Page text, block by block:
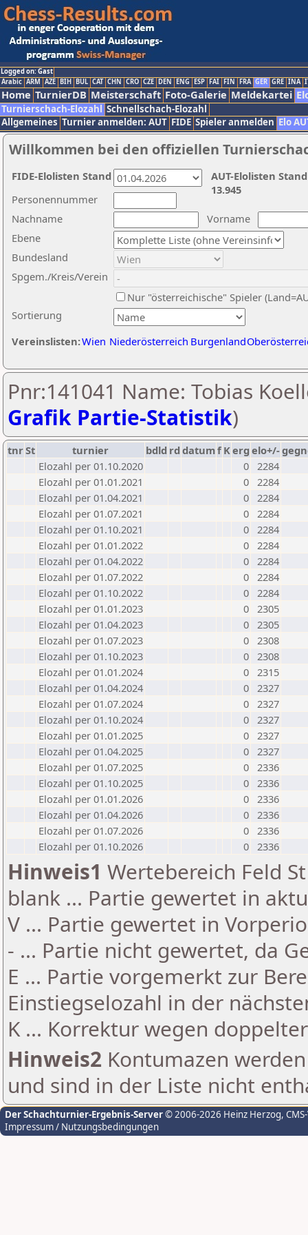
Logged on: Gast
Arabic ARM AZE BIH BUL CAT CHN CRO CZE DEN ENG ESP FAI FIN FRA GER GRE INA
Home TurnierDB Meisterschaft Foto-Galerie Meldekartei
Turnierschach-Elozahl Schnellschach-Elozahl
Allgemeines Turnier anmelden: AUT FIDE Spieler anmelden Elo
Willkommen bei den offiziellen
Nachname
Vorname
Ebene
Sortierung
Personennummer
Bundesland
Spgem./Kreis/Verein
Nur "österreichische" Spieler
Vereinslisten:Wien Niederösterreich Burgenland
AUT-Elolisten
13.945
FIDE-Elolisten Stand
Pnr:141041 Name: Tobias
Grafik Partie-Statistik)
tnrSt turnier bdld rd datumf Kerg elo+/-
Elozahl per 01.10.2020
0 2284
Elozahl per 01.01.2021
0 2284
Elozahl per 01.04.2021
0 2284
Elozahl per 01.07.2021
0 2284
Elozahl per 01.10.2021
0 2284
Elozahl per 01.01.2022
0 2284
Elozahl per 01.04.2022
0 2284
Elozahl per 01.07.2022
0 2284
Elozahl per 01.10.2022
0 2284
Elozahl per 01.01.2023
0 2305
Elozahl per 01.04.2023
0 2305
Elozahl per 01.07.2023
0 2308
Elozahl per 01.10.2023
0 2308
Elozahl per 01.01.2024
0 2315
Elozahl per 01.04.2024
0 2327
Elozahl per 01.07.2024
0 2327
Elozahl per 01.10.2024
0 2327
Elozahl per 01.01.2025
0 2327
Elozahl per 01.04.2025
0 2327
Elozahl per 01.07.2025
0 2336
Elozahl per 01.10.2025
0 2336
Elozahl per 01.01.2026
0 2336
Elozahl per 01.04.2026
0 2336
Elozahl per 01.07.2026
0 2336
Elozahl per 01.10.2026
0 2336
Hinweis1 Wertebereich Feld
blank ... Partie gewertet in
V ... Partie gewertet in
- ... Partie nicht gewertet, da
E ... Partie vorgemerkt zur
Einstiegselozahl in der
K ... Korrektur wegen
Hinweis2 Kontumazen
und sind in der Liste nicht
Der Schachturnier-Ergebnis-Server© 2006-2026 Heinz Herzog,
Impressum / Nutzungsbedingungen